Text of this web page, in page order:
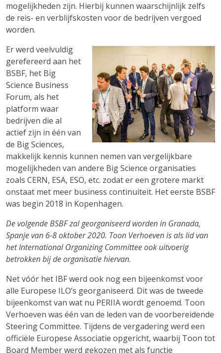
mogelijkheden zijn. Hierbij kunnen waarschijnlijk zelfs
de reis- en verblijfskosten voor de bedrijven vergoed
worden.
Er werd veelvuldig
gerefereerd aan het
BSBF, het Big
Science Business
Forum, als het
platform waar
bedrijven die al
actief zijn in één van
de Big Sciences,
makkelijk kennis kunnen nemen van vergelijkbare
mogelijkheden van andere Big Science organisaties
zoals CERN, ESA, ESO, etc. zodat er een grotere markt
onstaat met meer business continuiteit. Het eerste BSBF
was begin 2018 in Kopenhagen.
De volgende BSBF zal georganiseerd worden in Granada,
Spanje van 6-8 oktober 2020. Toon Verhoeven is als lid van
het International Organizing Committee ook uitvoerig
betrokken bij de organisatie hiervan.
Net vóór het IBF werd ook nog een bijeenkomst voor
alle Europese ILO’s georganiseerd. Dit was de tweede
bijeenkomst van wat nu PERIIA wordt genoemd. Toon
Verhoeven was één van de leden van de voorbereidende
Steering Committee. Tijdens de vergadering werd een
officiële Europese Associatie opgericht, waarbij Toon tot
Board Member werd gekozen met als functie